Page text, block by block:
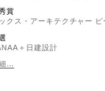
賞
クス・アーキテクチャー
＋日建設計
…